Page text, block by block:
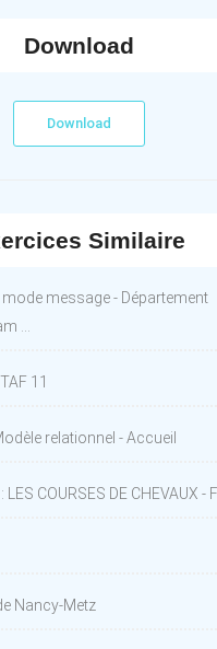
Download
Download
Similaire
message - Département
...
11
relationnel - Accueil
COURSES DE CHEVAUX -
Nancy-Metz